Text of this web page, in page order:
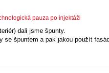
pauza po injektáži
dali jsme špunty.
špuntem a pak jakou použít